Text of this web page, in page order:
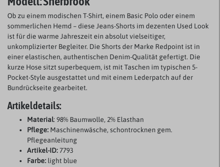
Ob zu einem modischen T-Shirt, einem Basic Polo oder einem
sommerlichen Hemd – diese Jeans-Shorts im dezenten Used Look
ist für die warme Jahreszeit ein absolut vielseitiger,
unkomplizierter Begleiter. Die Shorts der Marke Redpoint ist in
einer elastischen, authentischen Denim-Qualität gefertigt. Die
kurze Hose sitzt superbequem, ist mit Taschen im typischen 5-
Pocket-Style ausgestattet und mit einem Lederpatch auf der
Bundrückseite gearbeitet.
Artikeldetails:
Material: 98% Baumwolle, 2% Elasthan
Pflege: Maschinenwäsche, schontrocknen gem.
Pflegeanleitung
Artikel-ID: 7793
Farbe: light blue